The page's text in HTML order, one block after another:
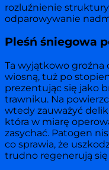
rozluźnienie struktury
odparowywanie
Pleśń śniegowa
Ta wyjątkowo groźna
wiosną, tuż po
prezentując się jako
trawniku. Na
wtedy zauważyć
która w miarę
zasychać. Patogen
co sprawia, że
trudno regenerują